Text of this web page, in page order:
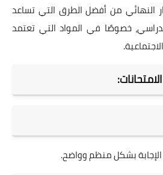
النهائي من أفضل الطرق التي تساعد
خصوصًا في المواد التي تعتمد
الإجابة بشكل منظم وواضح.